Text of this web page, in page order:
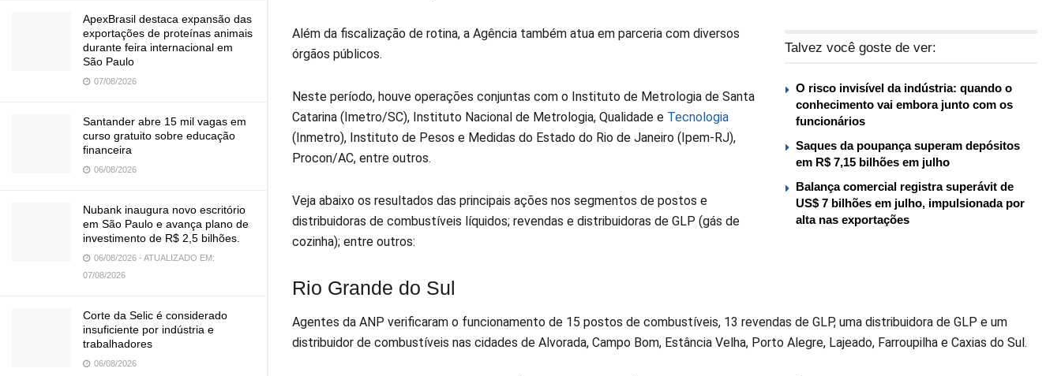
ApexBrasil destaca expansão das
exportações de proteínas animais
durante feira internacional em
São Paulo
07/08/2026
Santander abre 15 mil vagas em
curso gratuito sobre educação
financeira
06/08/2026
Nubank inaugura novo escritório
em São Paulo e avança plano de
investimento de R$ 2,5 bilhões.
06/08/2026 - ATUALIZADO EM:
07/08/2026
Corte da Selic é considerado
insuficiente por indústria e
trabalhadores
06/08/2026
Talvez você goste de ver:
O risco invisível da indústria: quando o
conhecimento vai embora junto com os
funcionários
Saques da poupança superam depósitos
em R$ 7,15 bilhões em julho
Balança comercial registra superávit de
US$ 7 bilhões em julho, impulsionada por
alta nas exportações
Além da fiscalização de rotina, a Agência também atua em parceria com diversos
órgãos públicos.
Neste período, houve operações conjuntas com o Instituto de Metrologia de Santa
Catarina (Imetro/SC), Instituto Nacional de Metrologia, Qualidade e Tecnologia
(Inmetro), Instituto de Pesos e Medidas do Estado do Rio de Janeiro (Ipem-RJ),
Procon/AC, entre outros.
Veja abaixo os resultados das principais ações nos segmentos de postos e
distribuidoras de combustíveis líquidos; revendas e distribuidoras de GLP (gás de
cozinha); entre outros:
Rio Grande do Sul
Agentes da ANP verificaram o funcionamento de 15 postos de combustíveis, 13 revendas de GLP, uma distribuidora de GLP e um
distribuidor de combustíveis nas cidades de Alvorada, Campo Bom, Estância Velha, Porto Alegre, Lajeado, Farroupilha e Caxias do Sul.